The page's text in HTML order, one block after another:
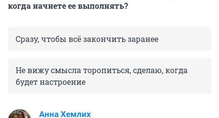
когда начнете ее выполнять?
Сразу, чтобы всё закончить заранее
Не вижу смысла торопиться, сделаю, когда
будет настроение
Анна Хемлих